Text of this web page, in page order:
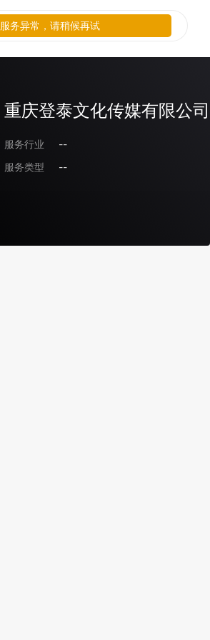
重庆登泰文化传媒有限公司
服务行业
--
服务类型
--
服务异常，请稍候再试